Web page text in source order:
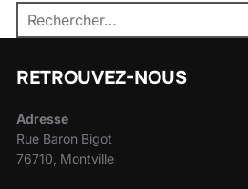
Recherche
pour :
RETROUVEZ-NOUS
Adresse
Rue Baron Bigot
76710, Montville